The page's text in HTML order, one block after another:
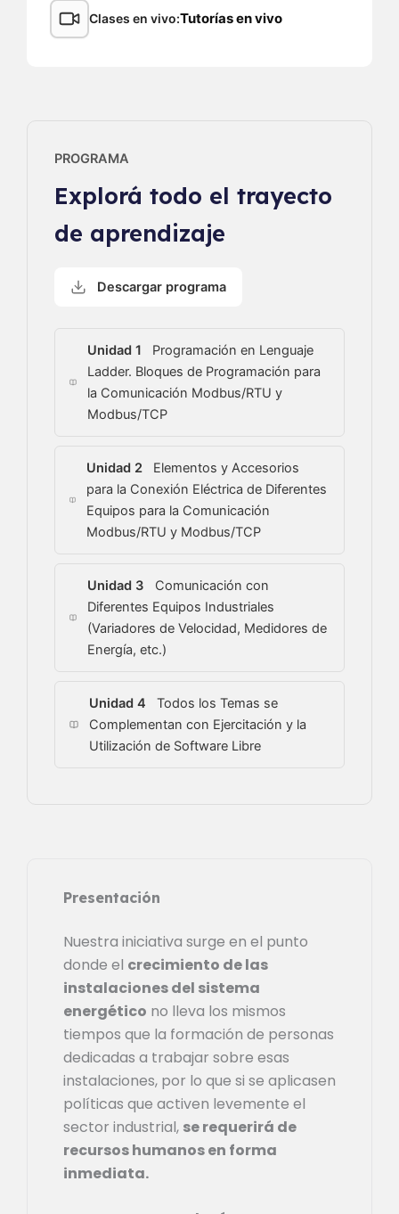
Clases en vivo Tutorías en vivo
PROGRAMA
Explorá todo el trayecto
de aprendizaje
Descargar programa
Unidad 1
Programación en Lenguaje
Ladder. Bloques de Programación para
la Comunicación Modbus/RTU y
Modbus/TCP
Unidad 2
Elementos y Accesorios
para la Conexión Eléctrica de Diferentes
Equipos para la Comunicación
Modbus/RTU y Modbus/TCP
Unidad 3
Comunicación con
Diferentes Equipos Industriales
(Variadores de Velocidad, Medidores de
Energía, etc.)
Unidad 4
Todos los Temas se
Complementan con Ejercitación y la
Utilización de Software Libre
Presentación
Nuestra iniciativa surge en el punto
donde el crecimiento de las
instalaciones del sistema
energético no lleva los mismos
tiempos que la formación de personas
dedicadas a trabajar sobre esas
instalaciones, por lo que si se aplicasen
políticas que activen levemente el
sector industrial, se requerirá de
recursos humanos en forma
inmediata.